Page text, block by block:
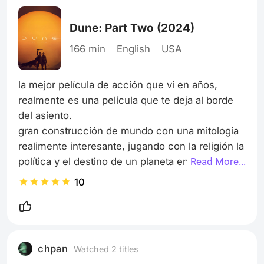
Dune: Part Two (2024)
166 min English USA
la mejor película de acción que vi en años,
realmente es una película que te deja al borde
del asiento.
gran construcción de mundo con una mitología
realimente interesante, jugando con la religión la
política y el destino de un planeta en manos de
un falso profeta
los efectos prácticos con los digitales, todo se
gran película te deja con ganas de ver el cierre
Read More...
10
chpan Watched 2 titles